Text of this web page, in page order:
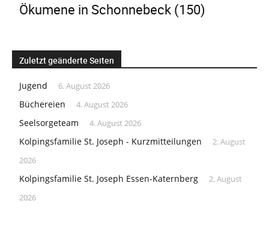
Ökumene in Schonnebeck (150)
Zuletzt geänderte Seiten
Jugend 6. August 2026
Büchereien 4. August 2026
Seelsorgeteam 4. August 2026
Kolpingsfamilie St. Joseph - Kurzmitteilungen
2. August
2026
Kolpingsfamilie St. Joseph Essen-Katernberg
2. August
2026